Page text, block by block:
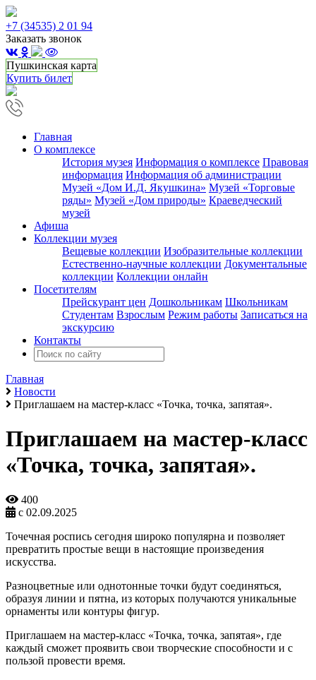
+7 (34535) 2 01 94
Заказать звонок
Пушкинская карта
Купить билет
Главная
О комплексе
История музея Информация о комплексе Правовая
информация Информация об администрации
Музей «Дом И.Д. Якушкина» Музей «Торговые
ряды» Музей «Дом природы» Краеведческий
музей
Афиша
Коллекции музея
Вещевые коллекции Изобразительные коллекции
Естественно-научные коллекции Документальные
коллекции Коллекции онлайн
Посетителям
Прейскурант цен Дошкольникам Школьникам
Студентам Взрослым Режим работы Записаться на
экскурсию
Контакты
Главная
Новости
Приглашаем на мастер-класс «Точка, точка, запятая».
Приглашаем на мастер-класс
«Точка, точка, запятая».
400
с 02.09.2025
Точечная роспись сегодня широко популярна и позволяет
превратить простые вещи в настоящие произведения
искусства.
Разноцветные или однотонные точки будут соединяться,
образуя линии и пятна, из которых получаются уникальные
орнаменты или контуры фигур.
Приглашаем на мастер-класс «Точка, точка, запятая», где
каждый сможет проявить свои творческие способности и с
пользой провести время.